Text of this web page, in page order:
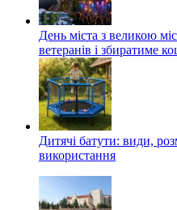
День міста з великою
ветеранів і збиратиме
Дитячі батути: види,
використання